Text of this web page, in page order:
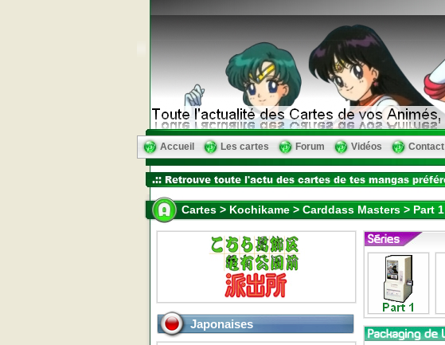
Accueil Les cartes Forum Vidéos Contact
Cartes > Kochikame > Carddass Masters > Part 1
Japonaises